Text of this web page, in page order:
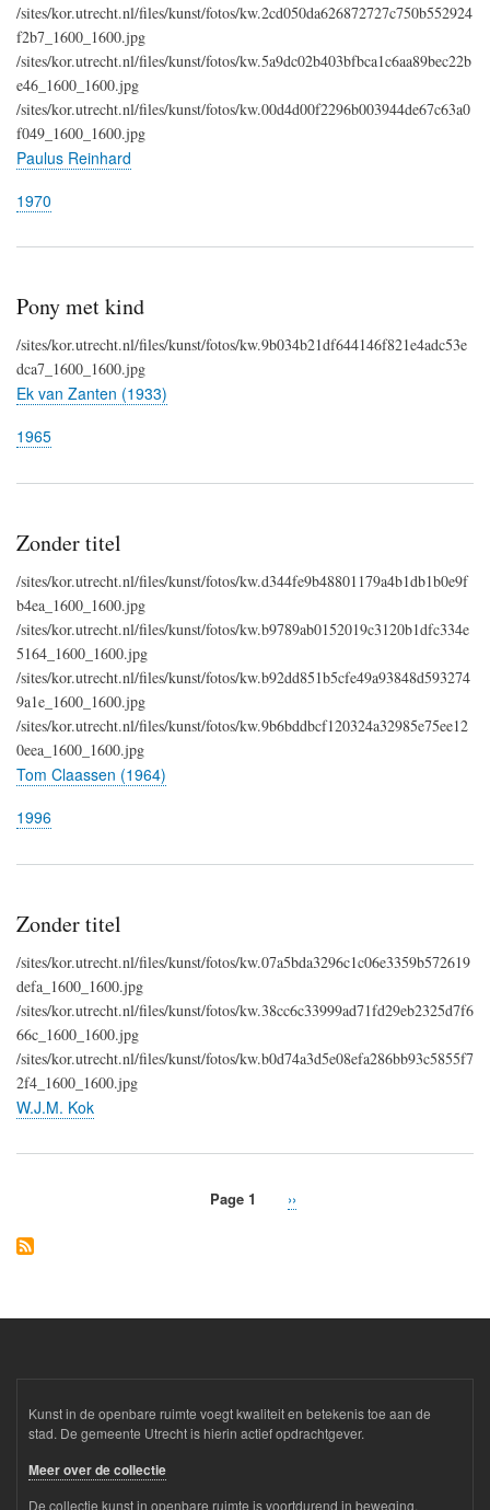
/sites/kor.utrecht.nl/files/kunst/fotos/kw.2cd050da626872727c750b552924
f2b7_1600_1600.jpg
/sites/kor.utrecht.nl/files/kunst/fotos/kw.5a9dc02b403bfbca1c6aa89bec22b
e46_1600_1600.jpg
/sites/kor.utrecht.nl/files/kunst/fotos/kw.00d4d00f2296b003944de67c63a0
f049_1600_1600.jpg
Paulus Reinhard
1970
Pony met kind
/sites/kor.utrecht.nl/files/kunst/fotos/kw.9b034b21df644146f821e4adc53e
dca7_1600_1600.jpg
Ek van Zanten (1933)
1965
Zonder titel
/sites/kor.utrecht.nl/files/kunst/fotos/kw.d344fe9b48801179a4b1db1b0e9f
b4ea_1600_1600.jpg
/sites/kor.utrecht.nl/files/kunst/fotos/kw.b9789ab0152019c3120b1dfc334e
5164_1600_1600.jpg
/sites/kor.utrecht.nl/files/kunst/fotos/kw.b92dd851b5cfe49a93848d593274
9a1e_1600_1600.jpg
/sites/kor.utrecht.nl/files/kunst/fotos/kw.9b6bddbcf120324a32985e75ee12
0eea_1600_1600.jpg
Tom Claassen (1964)
1996
Zonder titel
/sites/kor.utrecht.nl/files/kunst/fotos/kw.07a5bda3296c1c06e3359b572619
defa_1600_1600.jpg
/sites/kor.utrecht.nl/files/kunst/fotos/kw.38cc6c33999ad71fd29eb2325d7f6
66c_1600_1600.jpg
/sites/kor.utrecht.nl/files/kunst/fotos/kw.b0d74a3d5e08efa286bb93c5855f7
2f4_1600_1600.jpg
W.J.M. Kok
Page 1
Next
››
Kunst in de openbare ruimte voegt kwaliteit en betekenis toe aan de
stad. De gemeente Utrecht is hierin actief opdrachtgever.
Meer over de collectie
De collectie kunst in openbare ruimte is voortdurend in beweging.